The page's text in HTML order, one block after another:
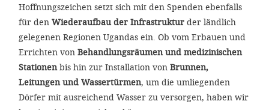
Hoffnungszeichen setzt sich mit den Spenden ebenfalls
für den Wiederaufbau der Infrastruktur der ländlich
gelegenen Regionen Ugandas ein. Ob vom Erbauen und
Errichten von Behandlungsräumen und medizinischen
Stationen bis hin zur Installation von Brunnen,
Leitungen und Wassertürmen, um die umliegenden
Dörfer mit ausreichend Wasser zu versorgen, haben wir